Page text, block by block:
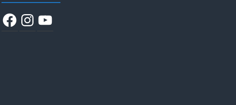
FacebookInstagram
YouTube